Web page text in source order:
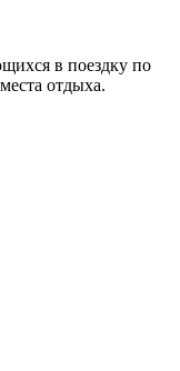
в поездку по
отдыха.